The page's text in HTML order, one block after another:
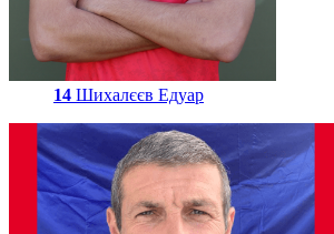
14 Шихалєєв Едуар